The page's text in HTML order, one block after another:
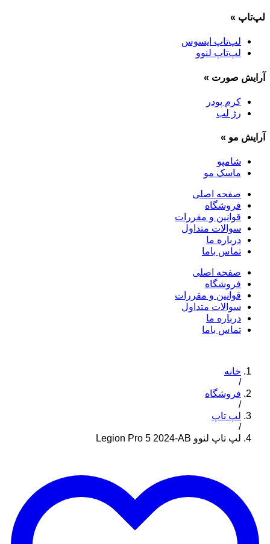
لپ‌تاپ »
لپ‌تاپ ایسوس
لپ‌تاپ لنوو
آرایش صورت »
کرم پودر
رژ لب
آرایش مو »
شامپو
ماسک مو
صفحه اصلی
فروشگاه
قوانین و مقررات
سوالات متداول
درباره ما
تماس باما
صفحه اصلی
فروشگاه
قوانین و مقررات
سوالات متداول
درباره ما
تماس باما
خانه
/
فروشگاه
/
لپ تاپ
/
لپ تاپ لنوو Legion Pro 5 2024-AB